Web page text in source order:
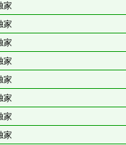
家
家
家
家
家
家
家
家